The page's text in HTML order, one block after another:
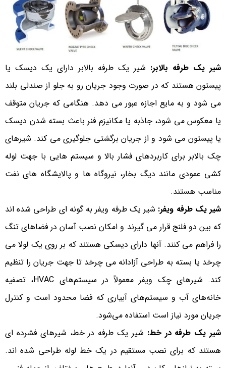
شیر یک طرفه بالابر: شیر یک طرفه بالابر دارای یک دیسک یا
پیستون هستند که در صورت وجود جریان رو به جلو از صندلی بلند
می شود و به مایع اجازه عبور می دهد. هنگامی که جریان متوقف
یا معکوس می شود، جاذبه یا مکانیزم فنر باعث بسته شدن دیسک
یا پیستون می شود و از جریان برگشتی جلوگیری می کند. شیرهای
چک بالابر برای کاربردهای فشار بالا و سیستم هایی با جهت لوله
کشی عمودی مانند دیگ بخار، نیروگاه ها و پالایشگاه های نفت
مناسب هستند.
شیر یک طرفه ویفر: شیر یک طرفه ویفر به گونه ای طراحی شده اند
که بین دو فلنج قرار می گیرند و امکان نصب آسان در فضاهای تنگ
را فراهم می کنند. آنها دارای دیسکی هستند که بر روی یک لولا می
چرخد ​​یا بسته به طراحی آزادانه می چرخد ​​تا جهت جریان را تنظیم
کند. شیرهای چک ویفر معمولاً در سیستم‌های HVAC، تصفیه
خانه‌های آب و سیستم‌های آبیاری که فضا محدود است و کنترل
جریان مورد نیاز است استفاده می‌شود.
شیر یک طرفه در خط: شیر یک طرفه در خط، شیرهای فشرده ای
هستند که برای نصب مستقیم در یک خط لوله طراحی شده اند.